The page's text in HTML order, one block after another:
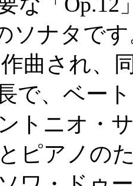
ソナタで
曲され、
で、ベー
トニオ・
ピアノの